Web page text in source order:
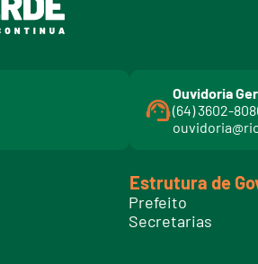
Ouvidoria
(64) 3602-
Estrutura de
Prefeito
Secretarias